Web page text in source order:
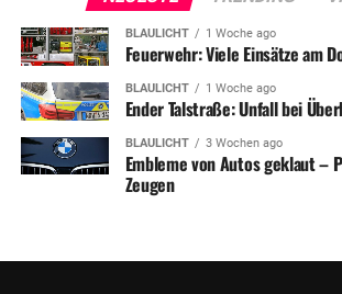
BLAULICHT 1 Woche ago
Feuerwehr: Viele Einsätze am
BLAULICHT 1 Woche ago
Ender Talstraße: Unfall bei
BLAULICHT 3 Wochen ago
Embleme von Autos geklaut –
Zeugen